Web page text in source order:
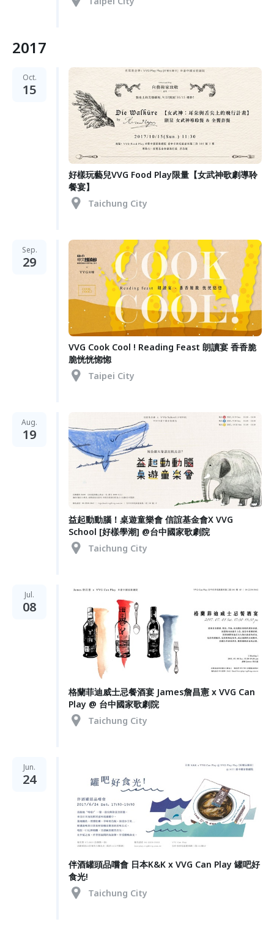
2017
Oct.
15
好樣玩藝兒VVG Food Play限量【女武神歌劇導聆
餐宴】
Taichung City
Sep.
29
VVG Cook Cool ! Reading Feast 朗讀宴 香香脆
脆恍恍惚惚
Taipei City
Aug.
19
益起動動腦！桌遊童樂會 信誼基金會X VVG
School [好樣學潮] @台中國家歌劇院
Taichung City
Jul.
08
格蘭菲迪威士忌餐酒宴 James詹昌憲 x VVG Can
Play @ 台中國家歌劇院
Taichung City
Jun.
24
伴酒罐頭品嚐會 日本K&K x VVG Can Play 罐吧好
食光!
Taichung City